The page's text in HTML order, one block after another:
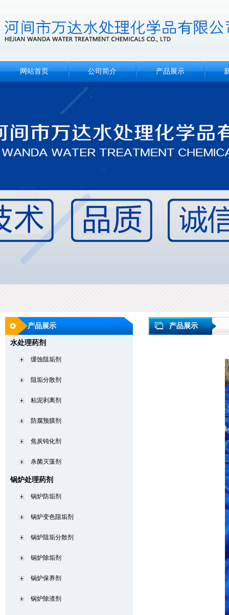
网站首页 公司简介 产品展示
产品展示
产品展示
水处理药剂
缓蚀阻垢剂
阻垢分散剂
粘泥剥离剂
防腐预膜剂
焦炭钝化剂
杀菌灭藻剂
锅炉处理药剂
锅炉防垢剂
锅炉变色阻垢剂
锅炉阻垢分散剂
锅炉除垢剂
锅炉保养剂
锅炉除渣剂